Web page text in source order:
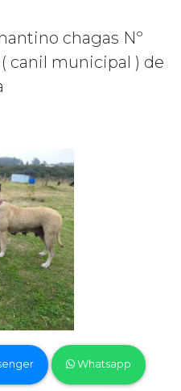
chagas Nº
canil municipal ) de
Whatsapp